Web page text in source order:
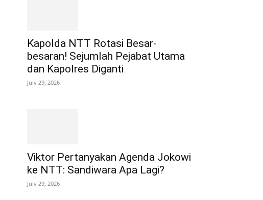
Kapolda NTT Rotasi Besar-
besaran! Sejumlah Pejabat Utama
dan Kapolres Diganti
July 29, 2026
Viktor Pertanyakan Agenda Jokowi
ke NTT: Sandiwara Apa Lagi?
July 29, 2026